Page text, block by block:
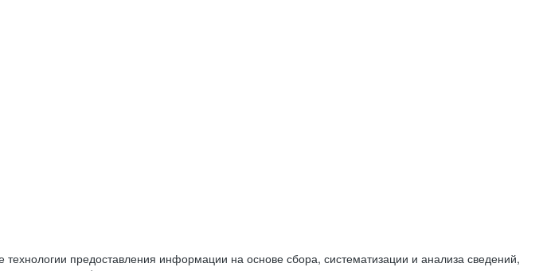
предоставления информации на основе сбора, систематизации и анализа сведений,